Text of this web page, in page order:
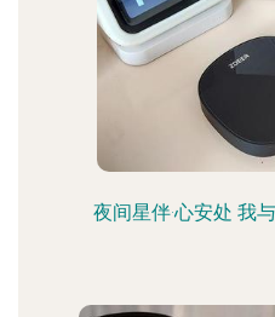
夜间星伴·心安处 我